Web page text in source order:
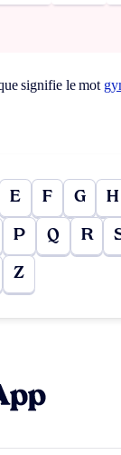
signifie le mot
E F G H
P Q R
Z